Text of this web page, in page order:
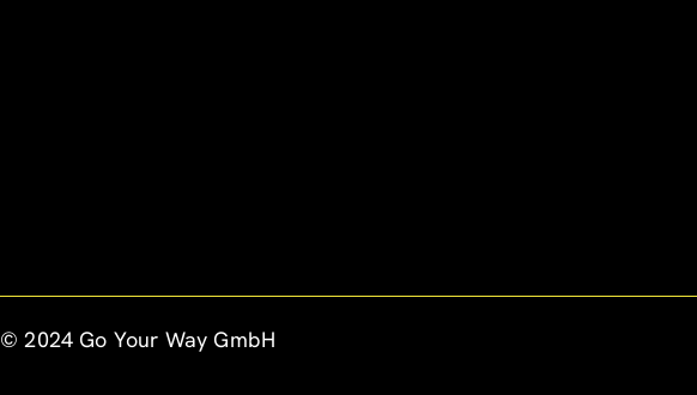
© 2024 Go Your Way GmbH